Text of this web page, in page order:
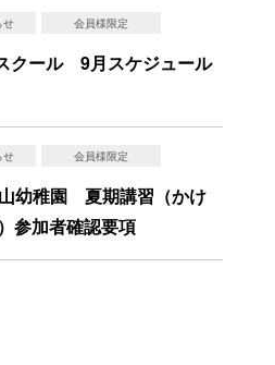
せ 会員様限定
クール 9月スケジュール
せ 会員様限定
幼稚園 夏期講習（かけ
参加者確認要項